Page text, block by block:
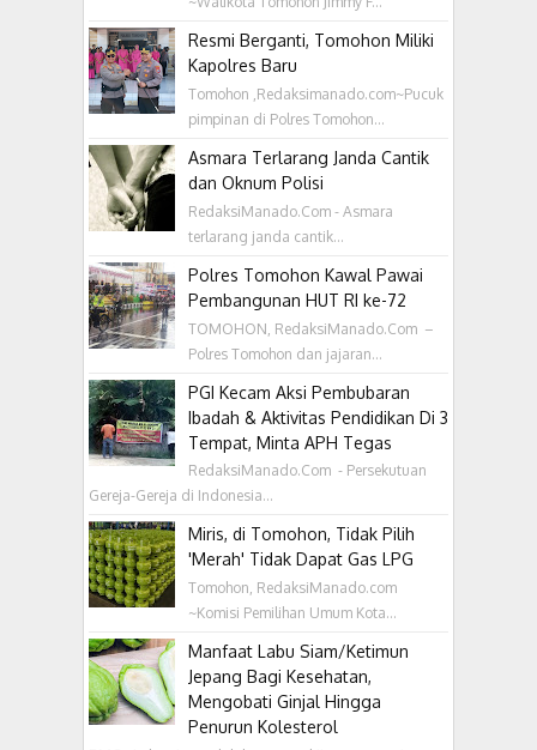
Resmi Berganti, Tomohon Miliki
Kapolres Baru
Tomohon ,Redaksimanado.com~Pucuk
pimpinan di Polres Tomohon...
Asmara Terlarang Janda Cantik
dan Oknum Polisi
RedaksiManado.Com - Asmara
terlarang janda cantik...
Polres Tomohon Kawal Pawai
Pembangunan HUT RI ke-72
TOMOHON, RedaksiManado.Com –
Polres Tomohon dan jajaran...
PGI Kecam Aksi Pembubaran
Ibadah & Aktivitas Pendidikan Di 3
Tempat, Minta APH Tegas
RedaksiManado.Com - Persekutuan
Gereja-Gereja di Indonesia...
Miris, di Tomohon, Tidak Pilih
'Merah' Tidak Dapat Gas LPG
Tomohon, RedaksiManado.com
~Komisi Pemilihan Umum Kota...
Manfaat Labu Siam/Ketimun
Jepang Bagi Kesehatan,
Mengobati Ginjal Hingga
Penurun Kolesterol